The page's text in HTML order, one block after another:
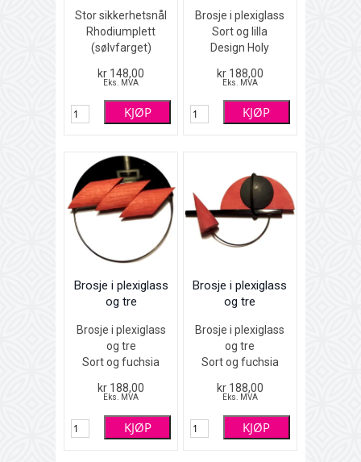
Stor sikkerhetsnål
Rhodiumplett
(sølvfarget)
kr 148,00
Eks. MVA
KJØP
Brosje i plexiglass
Sort og lilla
Design Holy
10 x 4 cm
kr 188,00
Eks. MVA
KJØP
Brosje i plexiglass
og tre
Brosje i plexiglass
og tre
Sort og fuchsia
Smoke
kr 188,00
Eks. MVA
KJØP
Brosje i plexiglass
og tre
Brosje i plexiglass
og tre
Sort og fuchsia
Smoke
kr 188,00
Eks. MVA
KJØP